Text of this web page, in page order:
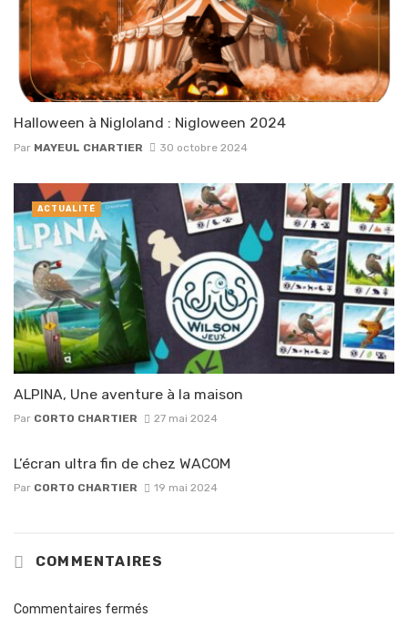
Halloween à Nigloland : Nigloween 2024
Par MAYEUL CHARTIER 30 octobre 2024
ALPINA, Une aventure à la maison
Par CORTO CHARTIER 27 mai 2024
ACTUALITÉ
L’écran ultra fin de chez WACOM
Par CORTO CHARTIER 19 mai 2024
COMMENTAIRES
Commentaires fermés